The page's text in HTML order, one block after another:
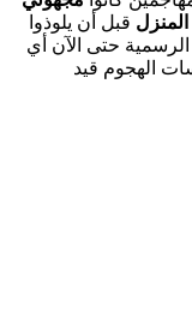
المنزل قبل أن يلوذوا
الرسمية حتى الآن أي
الهجوم قيد